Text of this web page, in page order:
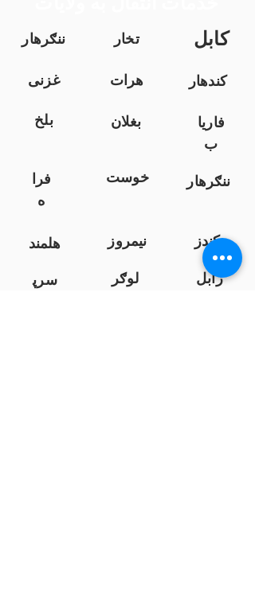
ننګرهار تخار کابل
غزنی هرات
کندهار
بلخ
بغلان
فاریا
ب
فرا
ه
خوست ننګرهار
هلمند نیمروز
کندز
سرپ
لوګر زابل